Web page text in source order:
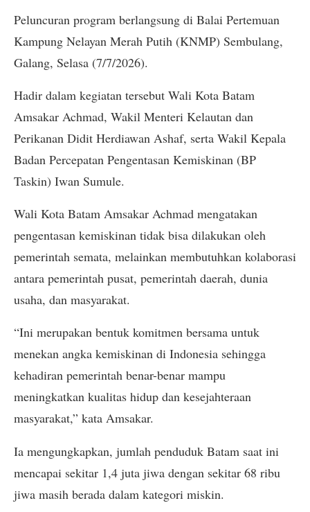
Peluncuran program berlangsung di Balai Pertemuan
Kampung Nelayan Merah Putih (KNMP) Sembulang,
Galang, Selasa (7/7/2026).
Hadir dalam kegiatan tersebut Wali Kota Batam
Amsakar Achmad, Wakil Menteri Kelautan dan
Perikanan Didit Herdiawan Ashaf, serta Wakil Kepala
Badan Percepatan Pengentasan Kemiskinan (BP
Taskin) Iwan Sumule.
Wali Kota Batam Amsakar Achmad mengatakan
pengentasan kemiskinan tidak bisa dilakukan oleh
pemerintah semata, melainkan membutuhkan kolaborasi
antara pemerintah pusat, pemerintah daerah, dunia
usaha, dan masyarakat.
“Ini merupakan bentuk komitmen bersama untuk
menekan angka kemiskinan di Indonesia sehingga
kehadiran pemerintah benar-benar mampu
meningkatkan kualitas hidup dan kesejahteraan
masyarakat,” kata Amsakar.
Ia mengungkapkan, jumlah penduduk Batam saat ini
mencapai sekitar 1,4 juta jiwa dengan sekitar 68 ribu
jiwa masih berada dalam kategori miskin.